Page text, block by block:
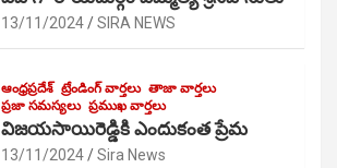
13/11/2024 SIRA NEWS
ఆంధ్రప్రదేశ్ ట్రేండింగ్ వార్తలు తాజా వార్తలు
ప్రజా సమస్యలు ప్రముఖ వార్తలు
విజయసాయిరెడ్డికి ఎందుకంత ప్రేమ
13/11/2024 Sira News